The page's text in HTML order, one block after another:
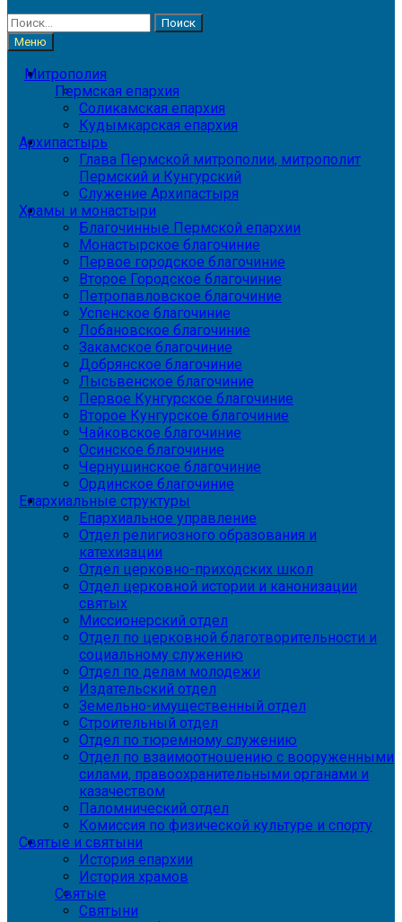
Найти:
Меню
Митрополия
Пермская епархия
Соликамская епархия
Кудымкарская епархия
Архипастырь
Глава Пермской митрополии, митрополит
Пермский и Кунгурский
Служение Архипастыря
Храмы и монастыри
Благочинные Пермской епархии
Монастырское благочиние
Первое городское благочиние
Второе Городское благочиние
Петропавловское благочиние
Успенское благочиние
Лобановское благочиние
Закамское благочиние
Добрянское благочиние
Лысьвенское благочиние
Первое Кунгурское благочиние
Второе Кунгурское благочиние
Чайковское благочиние
Осинское благочиние
Чернушинское благочиние
Ординское благочиние
Епархиальные структуры
Епархиальное управление
Отдел религиозного образования и
катехизации
Отдел церковно-приходских школ
Отдел церковной истории и канонизации
святых
Миссионерский отдел
Отдел по церковной благотворительности и
социальному служению
Отдел по делам молодежи
Издательский отдел
Земельно-имущественный отдел
Строительный отдел
Отдел по тюремному служению
Отдел по взаимоотношению с вооруженными
силами, правоохранительными органами и
казачеством
Паломнический отдел
Комиссия по физической культуре и спорту
Святые и святыни
История епархии
История храмов
Святые
Святыни